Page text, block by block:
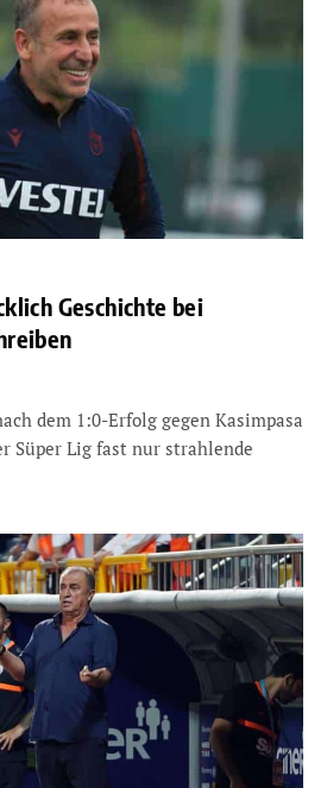
Geschichte bei
dem 1:0-Erfolg gegen Kasimpasa
Süper Lig fast nur strahlende